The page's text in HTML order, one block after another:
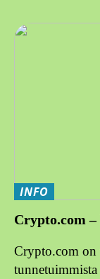
INFO
Crypto.com
Crypto.com on